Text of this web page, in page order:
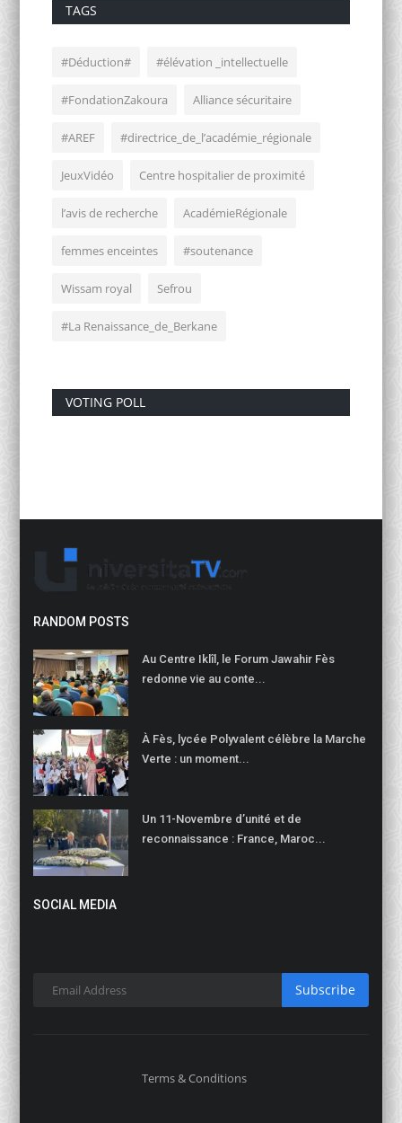
TAGS
#Déduction# #élévation _intellectuelle
#FondationZakoura Alliance sécuritaire
#AREF #directrice_de_l’académie_régionale
JeuxVidéo Centre hospitalier de proximité
l’avis de recherche AcadémieRégionale
femmes enceintes #soutenance
Wissam royal Sefrou
#La Renaissance_de_Berkane
VOTING POLL
RANDOM POSTS
Au Centre Iklîl, le Forum Jawahir Fès
redonne vie au conte...
À Fès, lycée Polyvalent célèbre la Marche
Verte : un moment...
Un 11-Novembre d’unité et de
reconnaissance : France, Maroc...
SOCIAL MEDIA
Subscribe
Terms & Conditions